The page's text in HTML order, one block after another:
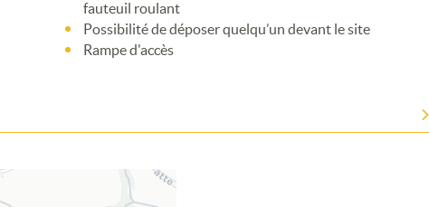
fauteuil roulant
Possibilité de déposer quelqu’un devant le site
Rampe d'accès
Merci de patienter...